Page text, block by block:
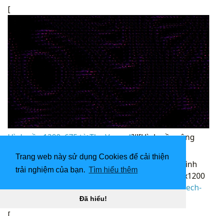
Trang web này sử dụng Cookies để cải thiện
trải nghiệm của bạn. Tìm hiểu thêm
Đã hiểu!
[
Hình nền 1200x675 từ The Verge “](![Hình nền công
https://wallpaperaccess.com/full/2907101.jpg)H ình
nền công nghệ tối 1600x1200 Hình nền HD 1600x1200
“](https://wallpaperaccess.com/download/dark-tech-